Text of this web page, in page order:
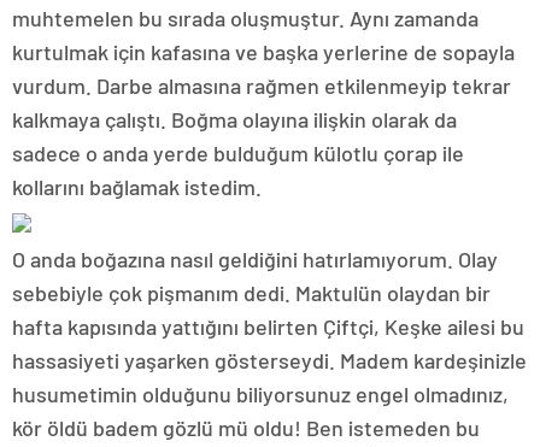
muhtemelen bu sırada oluşmuştur. Aynı zamanda
kurtulmak için kafasına ve başka yerlerine de sopayla
vurdum. Darbe almasına rağmen etkilenmeyip tekrar
kalkmaya çalıştı. Boğma olayına ilişkin olarak da
sadece o anda yerde bulduğum külotlu çorap ile
kollarını bağlamak istedim.
O anda boğazına nasıl geldiğini hatırlamıyorum. Olay
sebebiyle çok pişmanım dedi. Maktulün olaydan bir
hafta kapısında yattığını belirten Çiftçi, Keşke ailesi bu
hassasiyeti yaşarken gösterseydi. Madem kardeşinizle
husumetimin olduğunu biliyorsunuz engel olmadınız,
kör öldü badem gözlü mü oldu! Ben istemeden bu